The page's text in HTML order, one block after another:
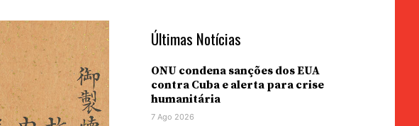
Últimas Notícias
ONU condena sanções dos EUA
contra Cuba e alerta para crise
humanitária
7 Ago 2026